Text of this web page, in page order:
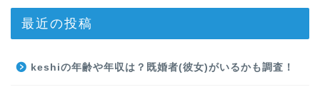
最近の投稿
keshiの年齢や年収は？既婚者(彼女)がいるかも調査！